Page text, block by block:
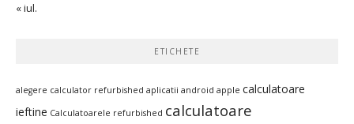
« iul.
ETICHETE
alegere calculator refurbished aplicatii android apple calculatoare
ieftine Calculatoarele refurbished calculatoare